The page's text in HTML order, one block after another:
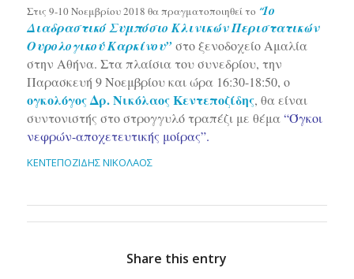
Στις 9-10 Νοεμβρίου 2018 θα πραγματοποιηθεί το “1o
Διαδραστικό Συμπόσιο Kλινικών Περιστατικών
Ουρολογικού Καρκίνου”στο ξενοδοχείο Αμαλία
στην Αθήνα. Στα πλαίσια του συνεδρίου, την
Παρασκευή 9 Νοεμβρίου και ώρα 16:30-18:50, ο
ογκολόγος Δρ. Νικόλαος Κεντεποζίδης, θα είναι
συντονιστής στο στρογγυλό τραπέζι με θέμα“Όγκοι
νεφρών-αποχετευτικής μοίρας”.
ΚΕΝΤΕΠΟΖΙΔΗΣ ΝΙΚΟΛΑΟΣ
Share this entry